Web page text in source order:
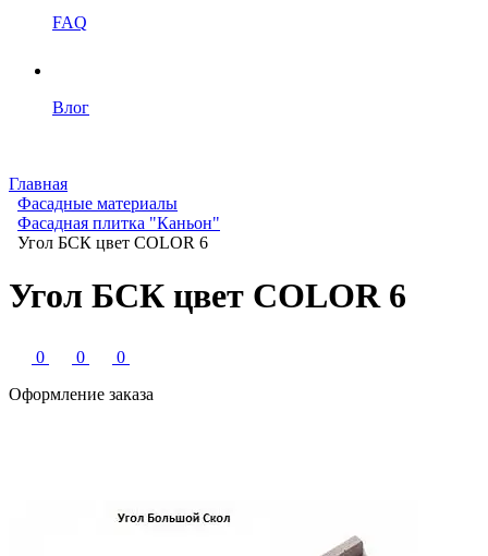
FAQ
Влог
Главная
Фасадные материалы
Фасадная плитка "Каньон"
Угол БСК цвет COLOR 6
Угол БСК цвет COLOR 6
0 0
0
Оформление заказа